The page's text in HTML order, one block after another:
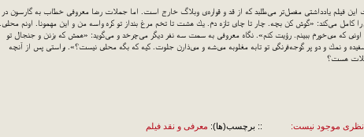
این فیلم یادداشتی مفصل‌تر می‌طلبد كه از قد و قواره‌ی وبلاگ خارج است. اما جملات رضا معروفی خطاب به گارسون در
را كامل می‌كند: «گوش كن بچه. چار تا چاى تازه دم. یك هشت تا تخم مرغ بنداز تو كره واسه من و این مهمونا. اونم محلى.
اونى كه مى‌خورم ببینم. رؤیت كنم». نگاه معروفی به سمت سه نفر دیگر می‌چرخد و می‌گوید: «همش كه بزنن و جنجال تو
سفیده و نمك و دو پر گوجه‌فرنگى تو تابه مغلوبه مى‌شه و مى‌ذارن جلوت. كیه كه بگه محلى نیست؟». براستی پس از آنچه
هست؟
نظری موجود نیست: :: برچسب(ها): معرفی و نقد فیلم